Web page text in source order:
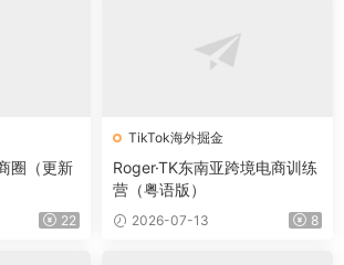
圈（更新
22
TikTok海外掘金
Roger·TK东南亚跨境电商训练
营（粤语版）
2026-07-13 8